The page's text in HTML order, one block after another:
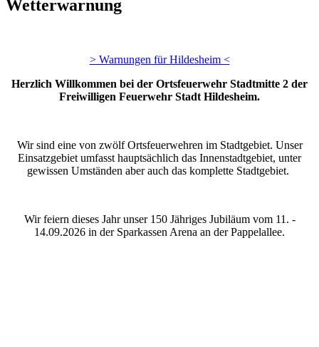
Wetterwarnung
> Warnungen für Hildesheim <
Herzlich Willkommen bei der Ortsfeuerwehr Stadtmitte 2 der
Freiwilligen Feuerwehr Stadt Hildesheim.
Wir sind eine von zwölf Ortsfeuerwehren im Stadtgebiet. Unser
Einsatzgebiet umfasst hauptsächlich das Innenstadtgebiet, unter
gewissen Umständen aber auch das komplette Stadtgebiet.
Wir feiern dieses Jahr unser 150 Jähriges Jubiläum vom 11. -
14.09.2026 in der Sparkassen Arena an der Pappelallee.